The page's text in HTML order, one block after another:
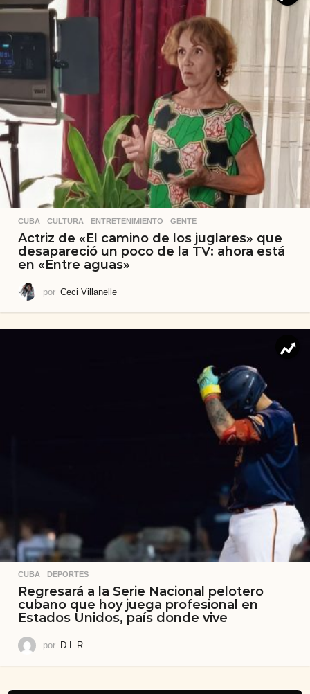
CUBA ,CULTURA ,ENTRETENIMIENTO ,GENTE
Actriz de «El camino de los juglares» que
desapareció un poco de la TV: ahora está
en «Entre aguas»
por Ceci Villanelle
CUBA ,DEPORTES
Regresará a la Serie Nacional pelotero
cubano que hoy juega profesional en
Estados Unidos, país donde vive
por D.L.R.